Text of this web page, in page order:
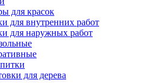
для красок
для внутренних работ
для наружных работ
для дерева